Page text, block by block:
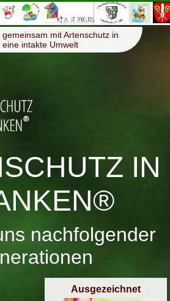
Menü ≡
mit Artenschutz in
intakte Umwelt
IN
nachfolgender
Ausgezeichnet